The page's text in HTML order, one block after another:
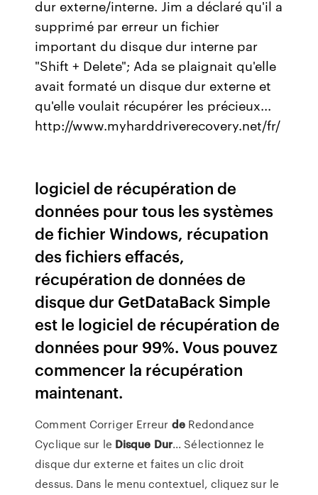
dur externe/interne. Jim a déclaré qu'il a
supprimé par erreur un fichier
important du disque dur interne par
"Shift + Delete"; Ada se plaignait qu'elle
avait formaté un disque dur externe et
qu'elle voulait récupérer les précieux...
http://www.myharddriverecovery.net/fr/
logiciel de récupération de
données pour tous les systèmes
de fichier Windows, récupation
des fichiers effacés,
récupération de données de
disque dur GetDataBack Simple
est le logiciel de récupération de
données pour 99%. Vous pouvez
commencer la récupération
maintenant.
Comment Corriger Erreur deRedondance
Cyclique sur le Disque Dur... Sélectionnez le
disque dur externe et faites un clic droit
dessus. Dans le menu contextuel, cliquez sur le